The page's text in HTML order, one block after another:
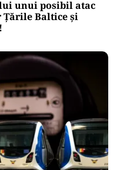
unui posibil atac
Țările Baltice și